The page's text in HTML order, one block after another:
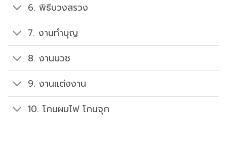
6. พิธีบวงสรวง
7. งานทำบุญ
8. งานบวช
9. งานแต่งงาน
10. โกนผมไฟ โกนจุก